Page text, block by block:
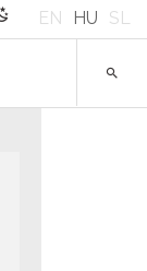
EN HU SL